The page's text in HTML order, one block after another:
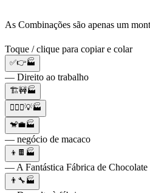
As Combinações são apenas um
Toque / clique para copiar e colar
✅👉🏭
— Direito ao trabalho
🏗️🚧🏭
👷🏻‍♀️💡🏭
🐒💼🏭
— negócio de macaco
👦🍫🏭
— A Fantástica Fábrica de Chocolate
👨‍🔧🏭